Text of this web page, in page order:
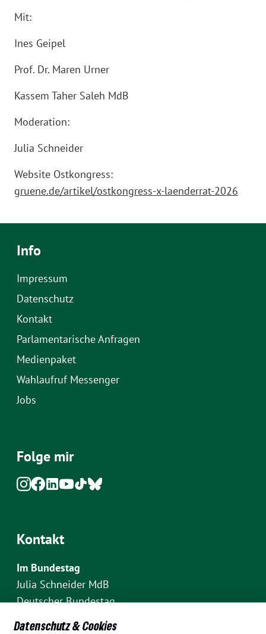
Mit:
Ines Geipel
Prof. Dr. Maren Urner
Kassem Taher Saleh MdB
Moderation:
Julia Schneider
Website Ostkongress:
gruene.de/artikel/ostkongress-x-laenderrat-2026
Info
Impressum
Datenschutz
Kontakt
Parlamentarische Anfragen
Medienpaket
Wahlaufruf Messenger
Jobs
Folge mir
Kontakt
Im Bundestag
Julia Schneider MdB
Deutscher Bundestag
Fraktion Bündnis 90/Die Grünen
Datenschutz & Cookies